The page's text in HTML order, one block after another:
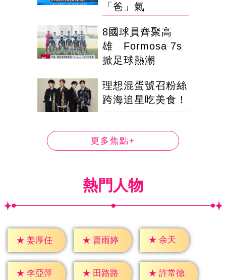
「爸」氣
8國球員齊聚高
雄 Formosa 7s
掀足球熱潮
理想混蛋號召粉絲
跨海追星吃美食！
更多焦點+
熱門人物
★ 姜厚任 ★ 曹雨婷 ★ 余天
★ 李亞萍 ★ 田路路 ★ 許常德